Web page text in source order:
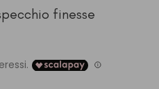
finesse